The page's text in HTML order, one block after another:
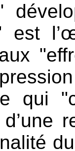
est
qui